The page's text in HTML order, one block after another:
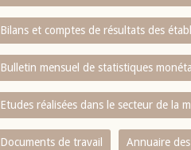
Bilans et comptes de résultats des
Bulletin mensuel de statistiques
Etudes réalisées dans le secteur de la
Documents de travail Annuaire